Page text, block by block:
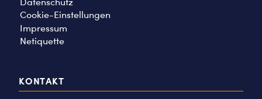
Cookie-Einstellungen
Impressum
Netiquette
KONTAKT